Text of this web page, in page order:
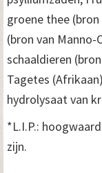
groene thee
(bron van
schaaldieren
Tagetes
hydrolysaat van
*L.I.P.:
zijn.